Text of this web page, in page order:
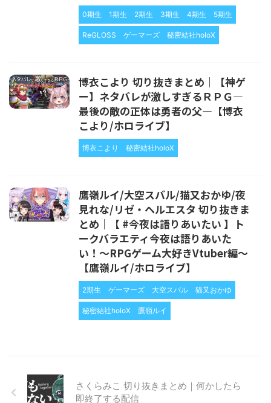
0期生 1期生 2期生 3期生 4期生 5期生
ReGLOSS ゲーマーズ 秘密結社holoX
博衣こより 切り抜きまとめ｜【神ゲ
ー】ネタバレが激しすぎるＲＰＧ―
最後の敵の正体は勇者の父―【博衣
こより/ホロライブ】
博衣こより 秘密結社holoX
鷹嶺ルイ/大空スバル/猫又おかゆ/夜
見れな/リゼ・ヘルエスタ 切り抜きま
とめ｜【 #今夜は語りあいたい 】ト
ークバラエティ今夜は語りあいた
い！～RPGゲーム大好きVtuber編～
【鷹嶺ルイ/ホロライブ】
2期生 ゲーマーズ 大空スバル 猫又おかゆ
秘密結社holoX 鷹嶺ルイ
さくらみこ 切り抜きまとめ｜何かしたら
即終了する配信